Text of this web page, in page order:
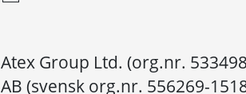
Atex Group Ltd. (org.nr.
AB (svensk org.nr. 556269-